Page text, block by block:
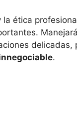
la ética
delicadas,
.